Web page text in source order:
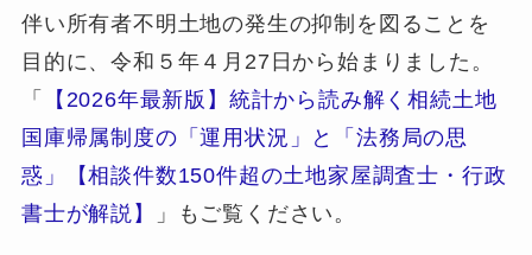
伴い所有者不明土地の発生の抑制を図ることを
目的に、令和５年４月27日から始まりました。
「
【2026年最新版】統計から読み解く相続土地
国庫帰属制度の「運用状況」と「法務局の思
惑」【相談件数150件超の土地家屋調査士・行政
書士が解説】
」もご覧ください。